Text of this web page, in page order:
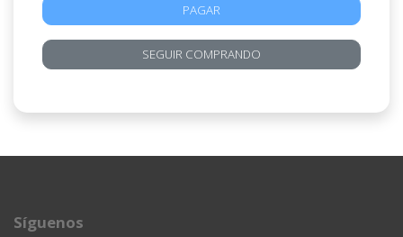
SEGUIR COMPRANDO
PAGAR
Síguenos